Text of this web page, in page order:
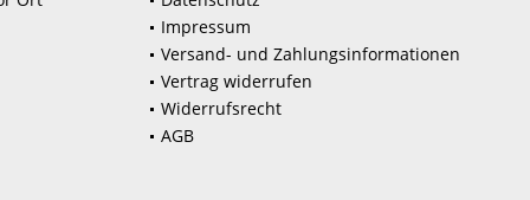
Impressum
Versand- und Zahlungsinformationen
Vertrag widerrufen
Widerrufsrecht
AGB